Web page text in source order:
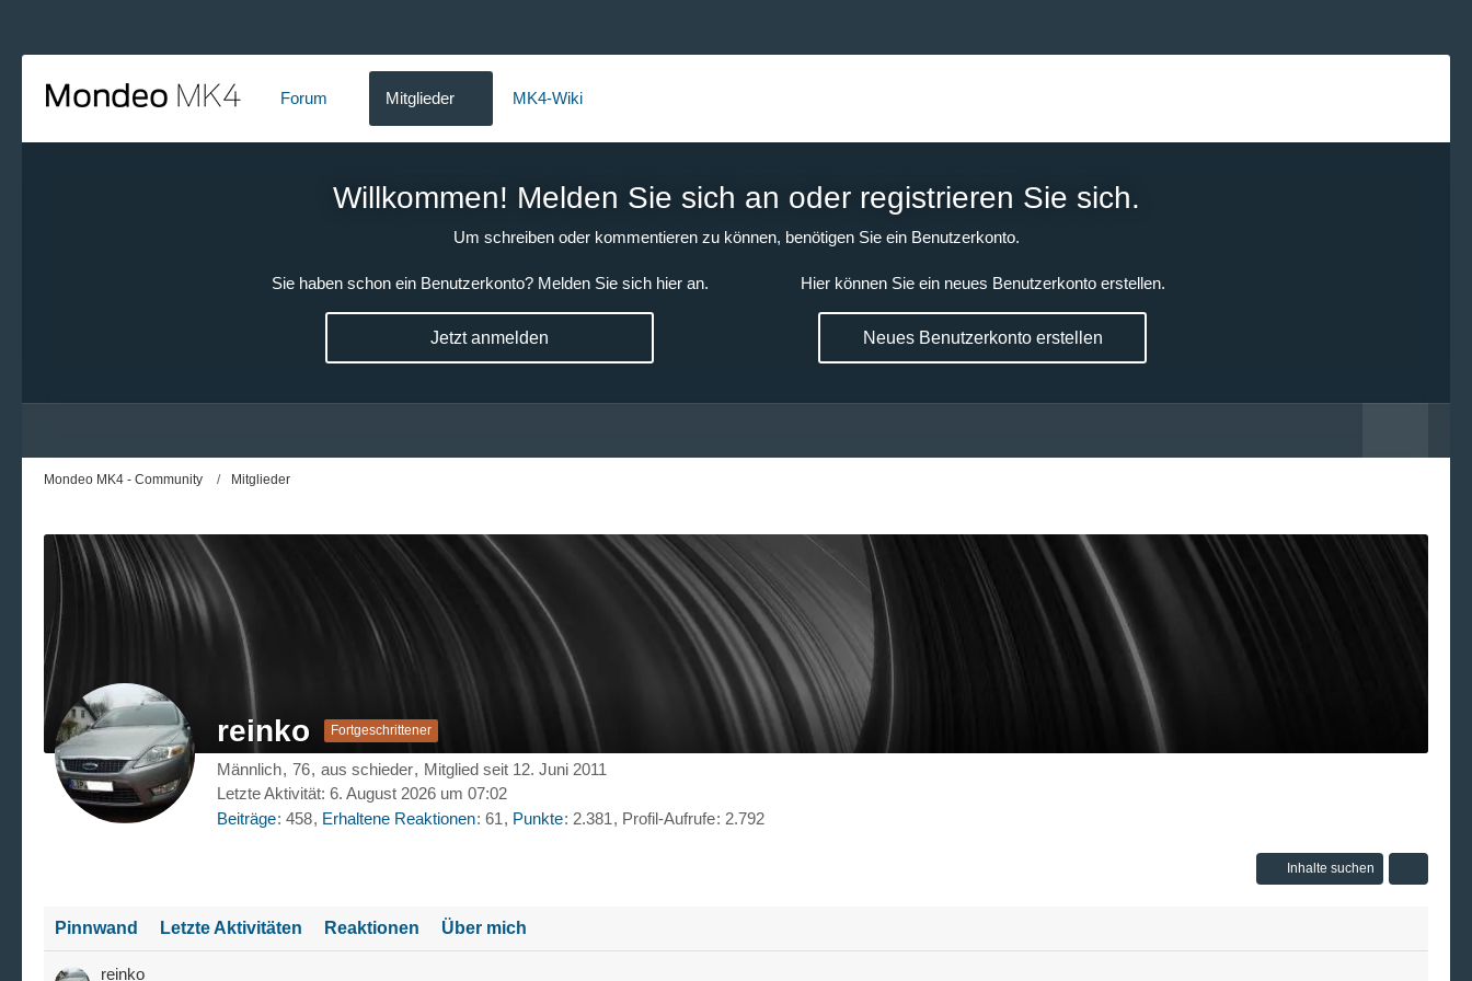
Forum Mitglieder MK4-Wiki
Willkommen! Melden Sie sich an oder registrieren Sie sich.
Um schreiben oder kommentieren zu können, benötigen Sie ein Benutzerkonto.
Sie haben schon ein Benutzerkonto? Melden Sie sich hier an.
Jetzt anmelden
Hier können Sie ein neues Benutzerkonto erstellen.
Neues Benutzerkonto erstellen
Mondeo MK4 - Community Mitglieder
reinko Fortgeschrittener
Männlich 76 aus schieder
Mitglied seit 12. Juni 2011
Letzte Aktivität: 6. August 2026 um 07:02
Beiträge 458 Erhaltene Reaktionen 61 Punkte 2.381 Profil-Aufrufe 2.792
Inhalte suchen
Pinnwand Letzte Aktivitäten Reaktionen Über mich
reinko